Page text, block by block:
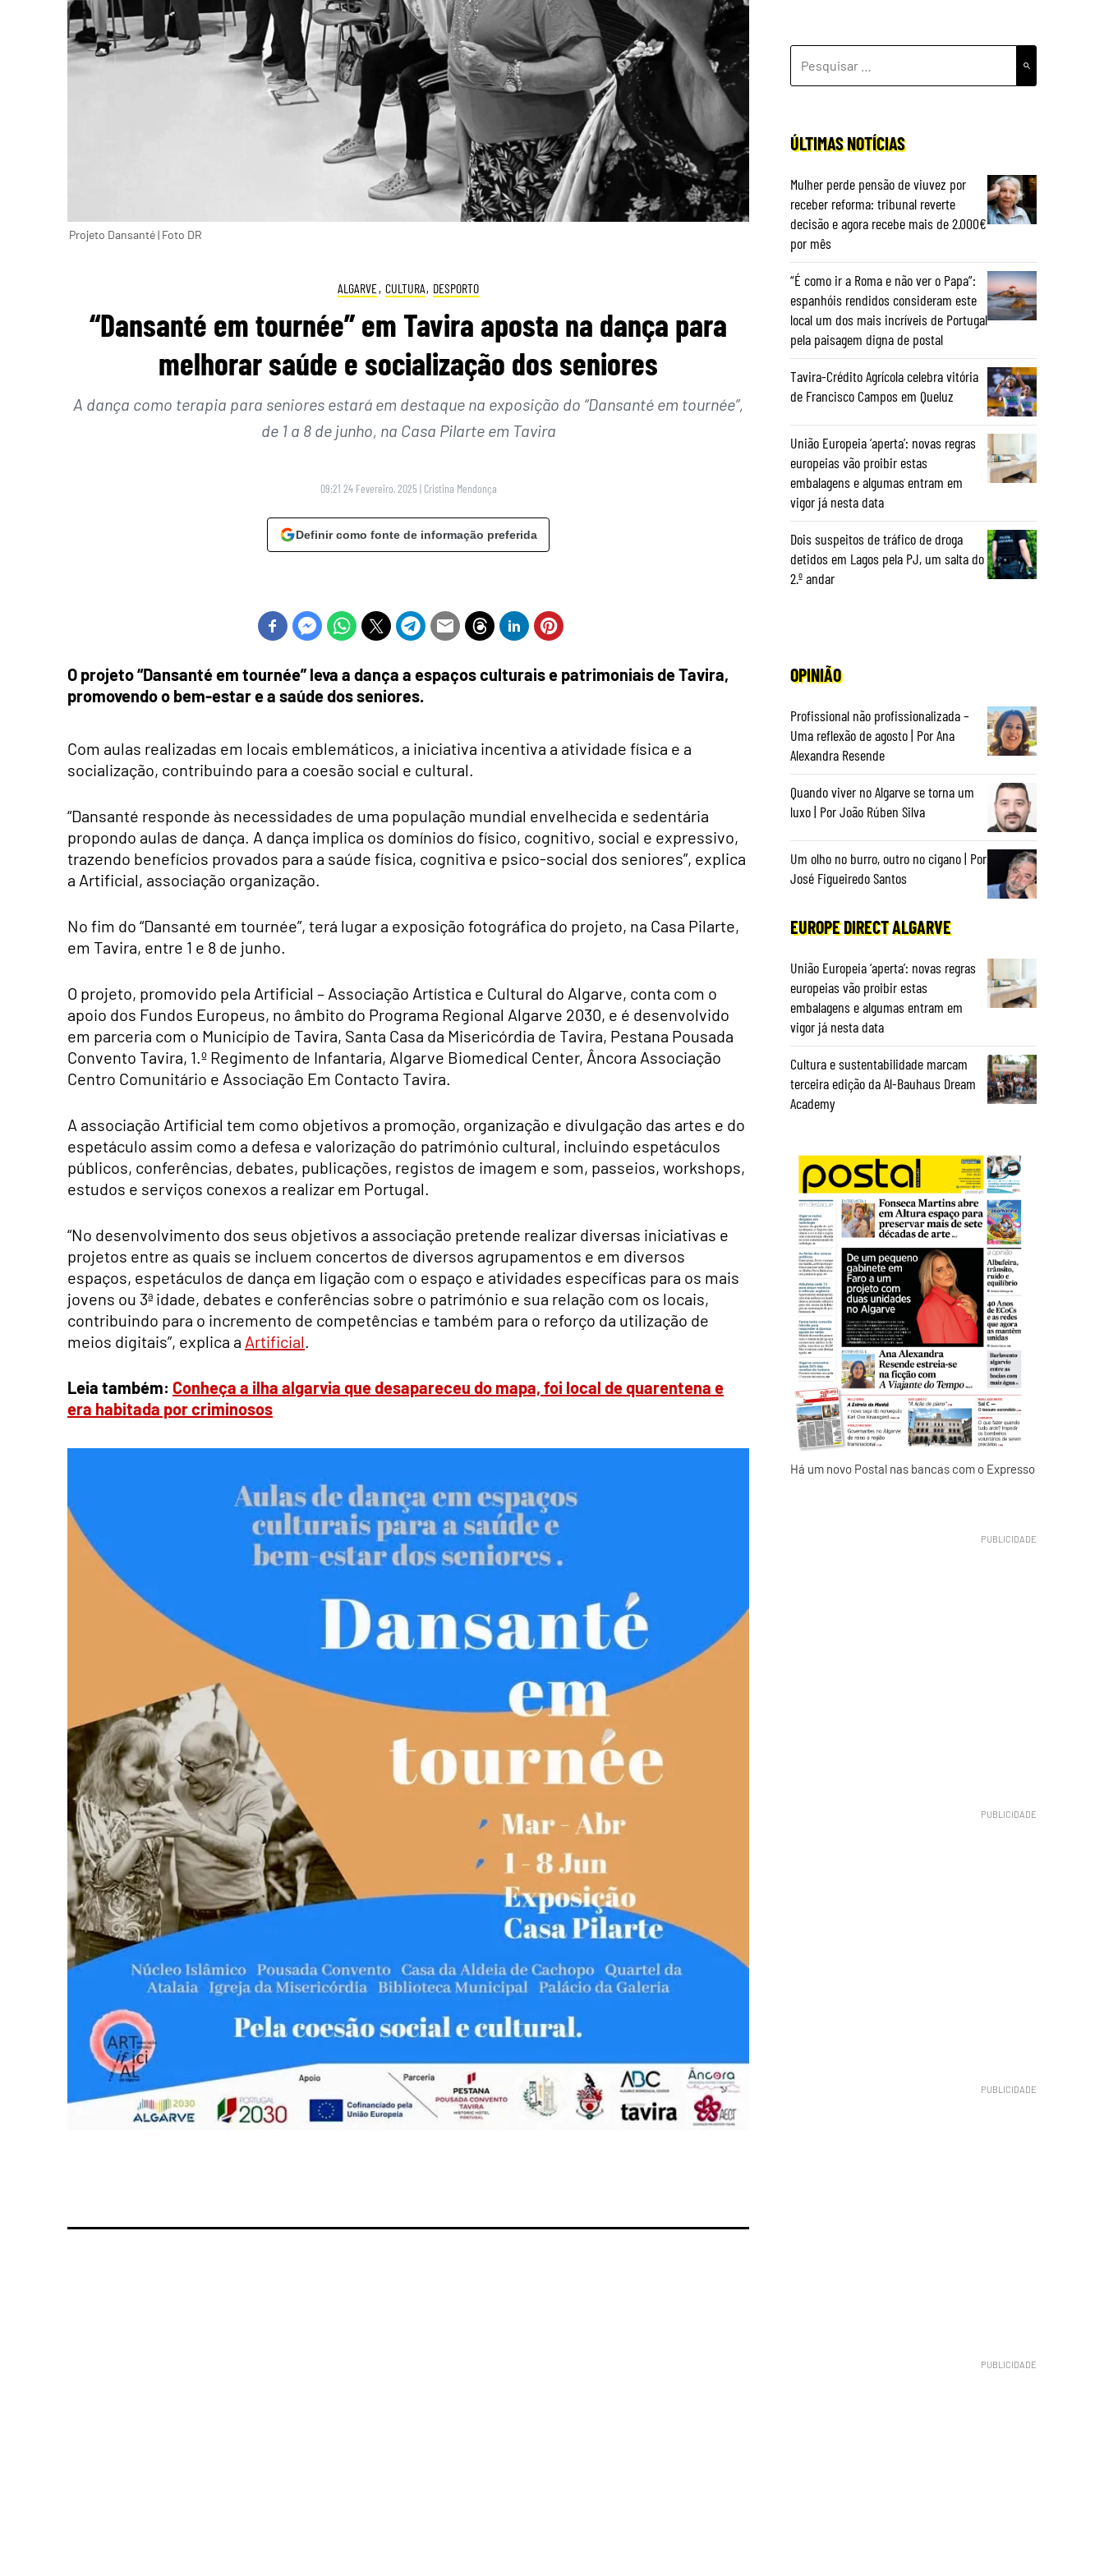
Projeto Dansanté | Foto DR
ALGARVE, CULTURA, DESPORTO
“Dansanté em tournée” em Tavira aposta na dança para
melhorar saúde e socialização dos seniores
A dança como terapia para seniores estará em destaque na exposição do “Dansanté em tournée”,
de 1 a 8 de junho, na Casa Pilarte em Tavira
09:21 24 Fevereiro, 2025 | Cristina Mendonça
Definir como fonte de informação preferida
O projeto “Dansanté em tournée” leva a dança a espaços culturais e patrimoniais de Tavira,
promovendo o bem-estar e a saúde dos seniores.
Com aulas realizadas em locais emblemáticos, a iniciativa incentiva a atividade física e a
socialização, contribuindo para a coesão social e cultural.
“Dansanté responde às necessidades de uma população mundial envelhecida e sedentária
propondo aulas de dança. A dança implica os domínios do físico, cognitivo, social e expressivo,
trazendo benefícios provados para a saúde física, cognitiva e psico-social dos seniores”, explica
a Artificial, associação organização.
No fim do “Dansanté em tournée”, terá lugar a exposição fotográfica do projeto, na Casa Pilarte,
em Tavira, entre 1 e 8 de junho.
O projeto, promovido pela Artificial – Associação Artística e Cultural do Algarve, conta com o
apoio dos Fundos Europeus, no âmbito do Programa Regional Algarve 2030, e é desenvolvido
em parceria com o Município de Tavira, Santa Casa da Misericórdia de Tavira, Pestana Pousada
Convento Tavira, 1.º Regimento de Infantaria, Algarve Biomedical Center, Âncora Associação
Centro Comunitário e Associação Em Contacto Tavira.
A associação Artificial tem como objetivos a promoção, organização e divulgação das artes e do
espetáculo assim como a defesa e valorização do património cultural, incluindo espetáculos
públicos, conferências, debates, publicações, registos de imagem e som, passeios, workshops,
estudos e serviços conexos a realizar em Portugal.
“No desenvolvimento dos seus objetivos a associação pretende realizar diversas iniciativas e
projetos entre as quais se incluem concertos de diversos agrupamentos e em diversos
espaços, espetáculos de dança em ligação com o espaço e atividades específicas para os mais
jovens ou 3ª idade, debates e conferências sobre o património e sua relação com os locais,
contribuindo para o incremento de competências e também para o reforço da utilização de
meios digitais”, explica a Artificial
Leia também: Conheça a ilha algarvia que desapareceu do mapa, foi local de quarentena e
era habitada por criminosos
POR:
ÚLTIMAS NOTÍCIAS
Mulher perde pensão de viuvez por
receber reforma: tribunal reverte
decisão e agora recebe mais de 2.000€
por mês
“É como ir a Roma e não ver o Papa”:
espanhóis rendidos consideram este
local um dos mais incríveis de Portugal
pela paisagem digna de postal
Tavira-Crédito Agrícola celebra vitória
de Francisco Campos em Queluz
União Europeia ‘aperta’: novas regras
europeias vão proibir estas
embalagens e algumas entram em
vigor já nesta data
Dois suspeitos de tráfico de droga
detidos em Lagos pela PJ, um salta do
2.º andar
OPINIÃO
Profissional não profissionalizada –
Uma reflexão de agosto | Por Ana
Alexandra Resende
Quando viver no Algarve se torna um
luxo | Por João Rúben Silva
Um olho no burro, outro no cigano | Por
José Figueiredo Santos
EUROPE DIRECT ALGARVE
União Europeia ‘aperta’: novas regras
europeias vão proibir estas
embalagens e algumas entram em
vigor já nesta data
Cultura e sustentabilidade marcam
terceira edição da Al-Bauhaus Dream
Academy
Há um novo Postal nas bancas com o Expresso